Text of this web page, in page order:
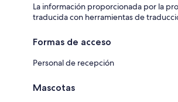
La información proporcionada por la
traducida con herramientas de
Formas de acceso
Personal de recepción
Mascotas